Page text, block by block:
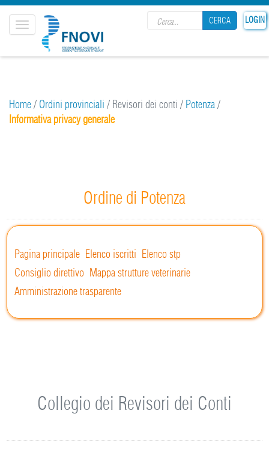
LOGIN
CERCA
Toggle
navigation
Home/ Ordini provinciali / Revisori dei conti / Potenza/
Informativa privacy generale
Ordine di Potenza
Pagina principale Elenco iscritti Elenco stp
Consiglio direttivo Mappa strutture veterinarie
Amministrazione trasparente
Collegio dei Revisori dei Conti